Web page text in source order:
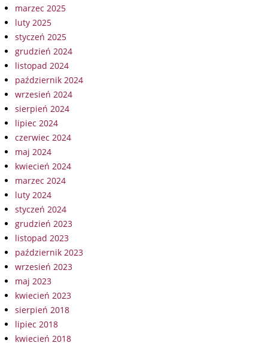
marzec 2025
luty 2025
styczeń 2025
grudzień 2024
listopad 2024
październik 2024
wrzesień 2024
sierpień 2024
lipiec 2024
czerwiec 2024
maj 2024
kwiecień 2024
marzec 2024
luty 2024
styczeń 2024
grudzień 2023
listopad 2023
październik 2023
wrzesień 2023
maj 2023
kwiecień 2023
sierpień 2018
lipiec 2018
kwiecień 2018